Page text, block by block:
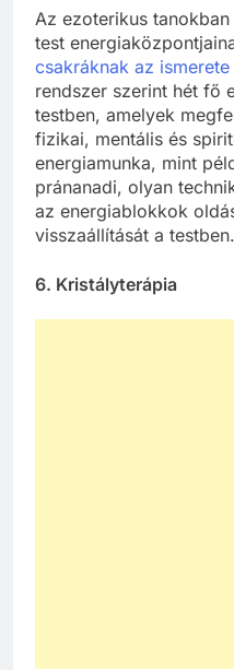
Az ezoterikus
test
csakráknak az
rendszer szerint hét fő
testben, amelyek
fizikai, mentális és
energiamunka, mint
pránanadi, olyan
az energiablokkok
visszaállítását a testben.
6. Kristályterápia